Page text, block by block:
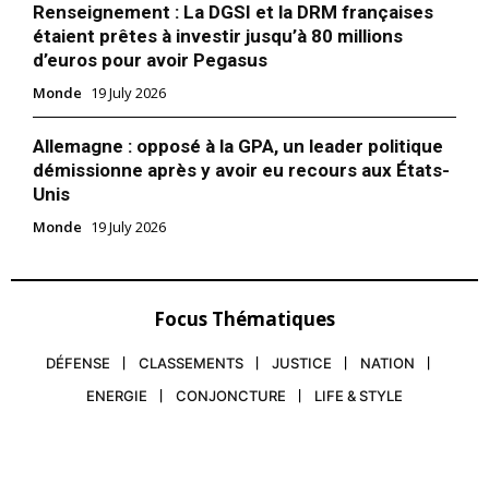
Renseignement : La DGSI et la DRM françaises
étaient prêtes à investir jusqu’à 80 millions
d’euros pour avoir Pegasus
Monde 19 July 2026
Allemagne : opposé à la GPA, un leader politique
démissionne après y avoir eu recours aux États-
Unis
Monde 19 July 2026
Focus Thématiques
DÉFENSE CLASSEMENTS JUSTICE
NATION
ENERGIE
CONJONCTURE LIFE & STYLE